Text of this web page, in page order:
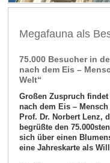
Megafauna als
75.000 Besucher in
nach dem Eis –
Welt“
Großen Zuspruch
nach dem Eis –
Prof. Dr. Norbert Lenz,
begrüßte den
sich über einen
eine Jahreskarte als